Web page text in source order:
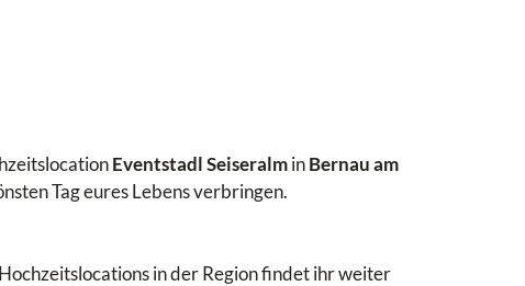
Eventstadl SeiseralminBernau am
Tag eures Lebens verbringen.
in der Region findet ihr weiter